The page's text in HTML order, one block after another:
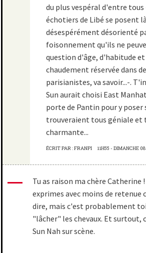
du plus vespéral d'entre tous
échotiers de Libé se posent
désespérément désorienté
foisonnement qu'ils ne
question d'âge, d'habitude et
chaudement réservée dans
parisianistes, va savoir...-.
Sun aurait choisi East
porte de Pantin pour y poser
trouveraient tous géniale
charmante...
ÉCRIT PAR :FRANPI 11H55 -DIMANCHE 08
Tu as raison ma chère Catherine
exprimes avec moins de retenue
dire, mais c'est probablement
"lâcher" les chevaux. Et surtout,
Sun Nah sur scène.